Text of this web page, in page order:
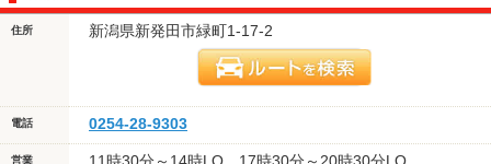
住所 新潟県新発田市緑町1-17-2
電話 0254-28-9303
営業